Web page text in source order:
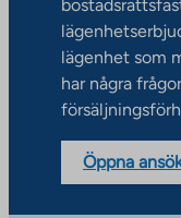
lägenhet som
har några
Öppna